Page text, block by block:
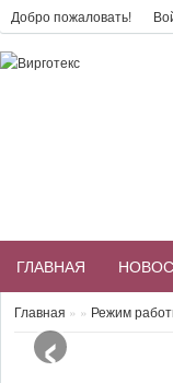
Добро пожаловать!
ГЛАВНАЯ
Главная » » Режим
‹